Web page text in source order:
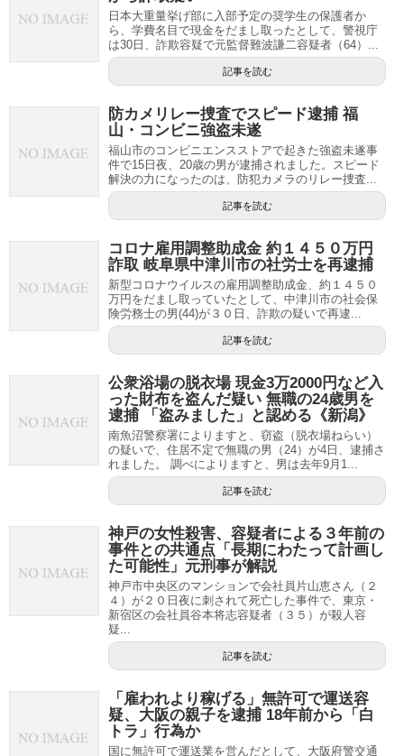
日本大重量挙げ部に入部予定の奨学生の保護者か
ら、学費名目で現金をだまし取ったとして、警視庁
は30日、詐欺容疑で元監督難波謙二容疑者（64）...
記事を読む
防カメリレー捜査でスピード逮捕 福
山・コンビニ強盗未遂
福山市のコンビニエンスストアで起きた強盗未遂事
件で15日夜、20歳の男が逮捕されました。スピード
解決の力になったのは、防犯カメラのリレー捜査...
記事を読む
コロナ雇用調整助成金 約１４５０万円
詐取 岐阜県中津川市の社労士を再逮捕
新型コロナウイルスの雇用調整助成金、約１４５０
万円をだまし取っていたとして、中津川市の社会保
険労務士の男(44)が３０日、詐欺の疑いで再逮...
記事を読む
公衆浴場の脱衣場 現金3万2000円など入
った財布を盗んだ疑い 無職の24歳男を
逮捕 「盗みました」と認める《新潟》
南魚沼警察署によりますと、窃盗（脱衣場ねらい）
の疑いで、住居不定で無職の男（24）が4日、逮捕さ
れました。 調べによりますと、男は去年9月1...
記事を読む
神戸の女性殺害、容疑者による３年前の
事件との共通点「長期にわたって計画し
た可能性」元刑事が解説
神戸市中央区のマンションで会社員片山恵さん（２
４）が２０日夜に刺されて死亡した事件で、東京・
新宿区の会社員谷本将志容疑者（３５）が殺人容
疑...
記事を読む
「雇われより稼げる」無許可で運送容
疑、大阪の親子を逮捕 18年前から「白
トラ」行為か
国に無許可で運送業を営んだとして、大阪府警交通